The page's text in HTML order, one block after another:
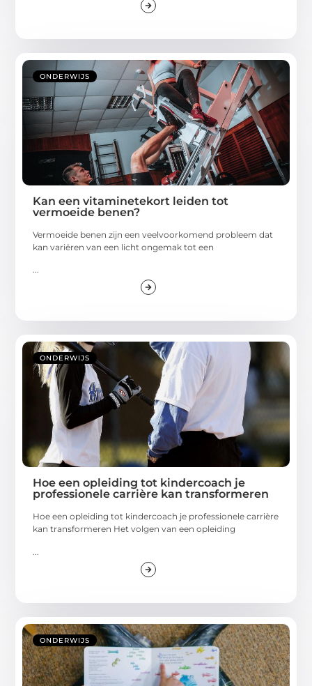
ONDERWIJS
Kan een vitaminetekort leiden tot
vermoeide benen?
Vermoeide benen zijn een veelvoorkomend probleem dat
kan variëren van een licht ongemak tot een
...
ONDERWIJS
Hoe een opleiding tot kindercoach je
professionele carrière kan transformeren
Hoe een opleiding tot kindercoach je professionele carrière
kan transformeren Het volgen van een opleiding
ONDERWIJS